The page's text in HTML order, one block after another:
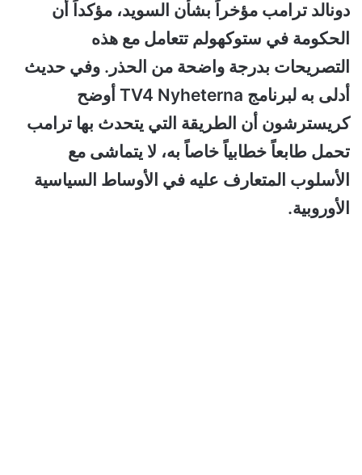
دونالد ترامب مؤخراً بشأن السويد، مؤكداً أن
الحكومة في ستوكهولم تتعامل مع هذه
التصريحات بدرجة واضحة من الحذر. وفي حديث
أدلى به لبرنامج TV4 Nyheterna أوضح
كريسترشون أن الطريقة التي يتحدث بها ترامب
تحمل طابعاً خطابياً خاصاً به، لا يتماشى مع
الأسلوب المتعارف عليه في الأوساط السياسية
الأوروبية.